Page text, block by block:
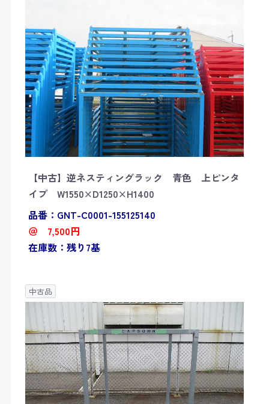
【中古】逆ネスティングラック 青色 上ピンタ
イプ W1550×D1250×H1400
品番：GNT-C0001-155125140
＠ 7,500円
在庫数：残り7基
中古品